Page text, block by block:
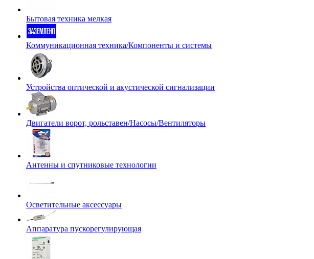
Бытовая техника мелкая
Коммуникационная техника/Компоненты и системы
Устройства оптической и акустической сигнализации
Двигатели ворот, рольставен/Насосы/Вентиляторы
Антенны и спутниковые технологии
Осветительные аксессуары
Аппаратура пускорегулирующая